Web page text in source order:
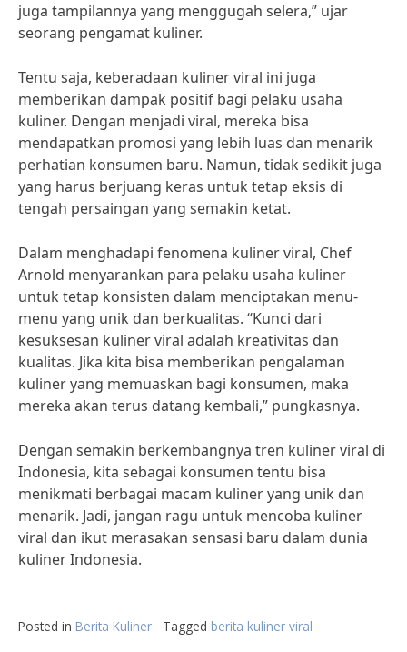
juga tampilannya yang menggugah selera,” ujar
seorang pengamat kuliner.
Tentu saja, keberadaan kuliner viral ini juga
memberikan dampak positif bagi pelaku usaha
kuliner. Dengan menjadi viral, mereka bisa
mendapatkan promosi yang lebih luas dan menarik
perhatian konsumen baru. Namun, tidak sedikit juga
yang harus berjuang keras untuk tetap eksis di
tengah persaingan yang semakin ketat.
Dalam menghadapi fenomena kuliner viral, Chef
Arnold menyarankan para pelaku usaha kuliner
untuk tetap konsisten dalam menciptakan menu-
menu yang unik dan berkualitas. “Kunci dari
kesuksesan kuliner viral adalah kreativitas dan
kualitas. Jika kita bisa memberikan pengalaman
kuliner yang memuaskan bagi konsumen, maka
mereka akan terus datang kembali,” pungkasnya.
Dengan semakin berkembangnya tren kuliner viral di
Indonesia, kita sebagai konsumen tentu bisa
menikmati berbagai macam kuliner yang unik dan
menarik. Jadi, jangan ragu untuk mencoba kuliner
viral dan ikut merasakan sensasi baru dalam dunia
kuliner Indonesia.
Posted in Berita Kuliner Tagged berita kuliner viral